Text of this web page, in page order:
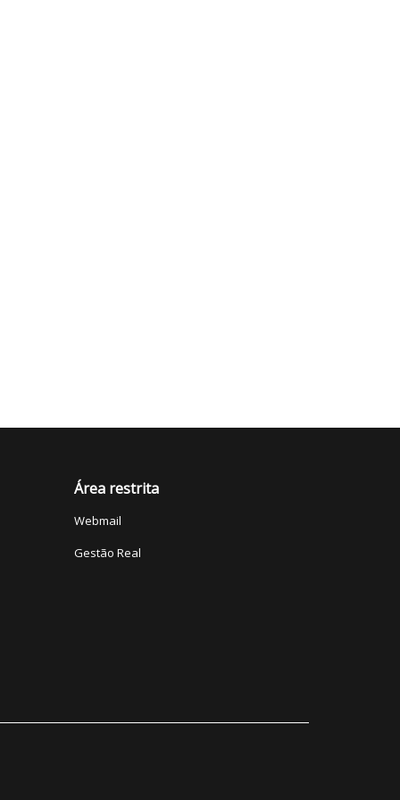
Área restrita
Webmail
Gestão Real